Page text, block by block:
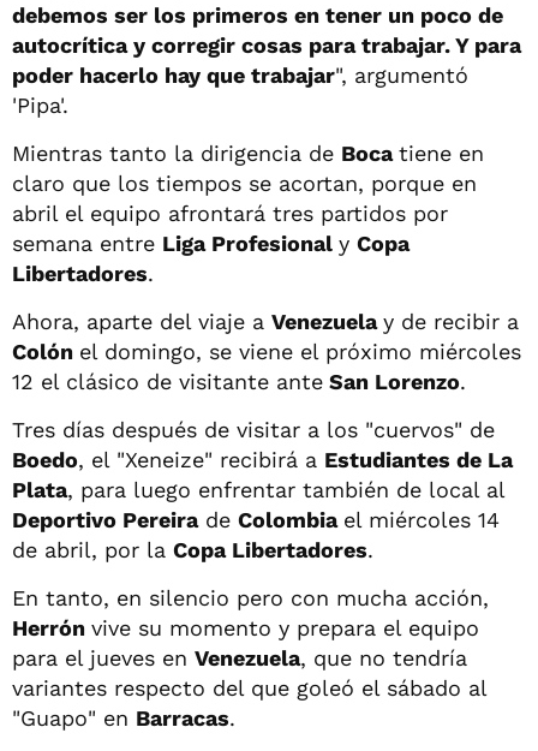
debemos ser los primeros en tener un poco de
autocrítica y corregir cosas para trabajar. Y para
poder hacerlo hay que trabajar", argumentó
'Pipa'.
Mientras tanto la dirigencia de Bocatiene en
claro que los tiempos se acortan, porque en
abril el equipo afrontará tres partidos por
semana entre Liga Profesional y Copa
Libertadores.
Ahora, aparte del viaje a Venezuelay de recibir a
Colón el domingo, se viene el próximo miércoles
12 el clásico de visitante ante San Lorenzo.
Tres días después de visitar a los "cuervos" de
Boedo, el "Xeneize" recibirá a Estudiantes de La
Plata, para luego enfrentar también de local al
Deportivo Pereirade Colombia el miércoles 14
de abril, por la Copa Libertadores.
En tanto, en silencio pero con mucha acción,
Herrón vive su momento y prepara el equipo
para el jueves en Venezuela, que no tendría
variantes respecto del que goleó el sábado al
"Guapo" en Barracas.